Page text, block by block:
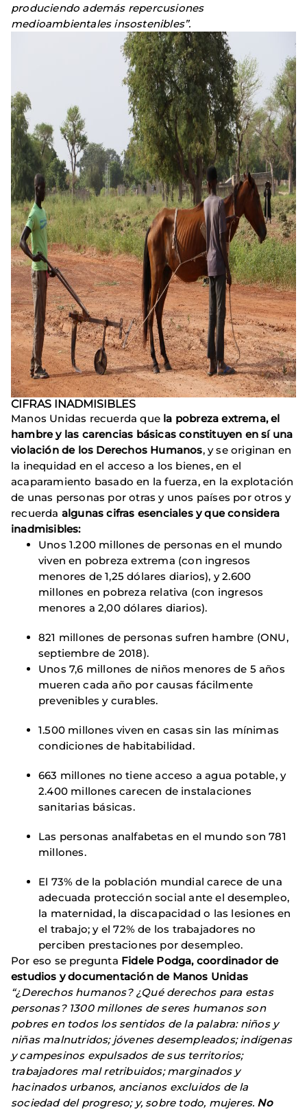
produciendo además repercusiones
medioambientales insostenibles”.
CIFRAS INADMISIBLES
Manos Unidas recuerda que la pobreza extrema, el
hambre y las carencias básicas constituyen en sí una
violación de los Derechos Humanos, y se originan en
la inequidad en el acceso a los bienes, en el
acaparamiento basado en la fuerza, en la explotación
de unas personas por otras y unos países por otros y
recuerda algunas cifras esenciales y que considera
inadmisibles:
Unos 1.200 millones de personas en el mundo
viven en pobreza extrema (con ingresos
menores de 1,25 dólares diarios), y 2.600
millones en pobreza relativa (con ingresos
menores a 2,00 dólares diarios).
821 millones de personas sufren hambre (ONU,
septiembre de 2018).
Unos 7,6 millones de niños menores de 5 años
mueren cada año por causas fácilmente
prevenibles y curables.
1.500 millones viven en casas sin las mínimas
condiciones de habitabilidad.
663 millones no tiene acceso a agua potable, y
2.400 millones carecen de instalaciones
sanitarias básicas.
Las personas analfabetas en el mundo son 781
millones.
El 73% de la población mundial carece de una
adecuada protección social ante el desempleo,
la maternidad, la discapacidad o las lesiones en
el trabajo; y el 72% de los trabajadores no
perciben prestaciones por desempleo.
Por eso se pregunta Fidele Podga, coordinador de
estudios y documentación de Manos Unidas
“¿Derechos humanos? ¿Qué derechos para estas
personas? 1300 millones de seres humanos son
pobres en todos los sentidos de la palabra: niños y
niñas malnutridos; jóvenes desempleados; indígenas
y campesinos expulsados de sus territorios;
trabajadores mal retribuidos; marginados y
hacinados urbanos, ancianos excluidos de la
sociedad del progreso; y, sobre todo, mujeres. No